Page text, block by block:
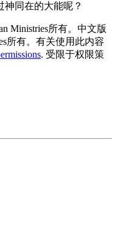
同在的大能呢？
Ministries所有。中文版
所有。有关使用此内容
. 受限于权限策